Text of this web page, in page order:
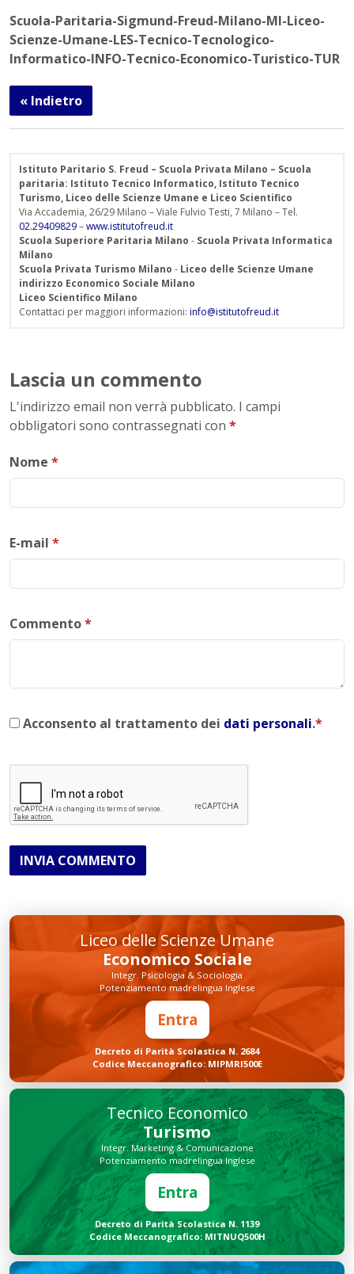
Scuola-Paritaria-Sigmund-Freud-Milano-MI-Liceo-
Scienze-Umane-LES-Tecnico-Tecnologico-
Informatico-INFO-Tecnico-Economico-Turistico-TUR
« Indietro
Istituto Paritario S. Freud – Scuola Privata Milano – Scuola
paritaria: Istituto Tecnico Informatico, Istituto Tecnico
Turismo, Liceo delle Scienze Umane e Liceo Scientifico
Via Accademia, 26/29 Milano – Viale Fulvio Testi, 7 Milano – Tel.
02.29409829–www.istitutofreud.it
Scuola Superiore Paritaria Milano - Scuola Privata Informatica
Milano
Scuola Privata Turismo Milano - Liceo delle Scienze Umane
indirizzo Economico Sociale Milano
Liceo Scientifico Milano
Contattaci per maggiori informazioni: info@istitutofreud.it
Lascia un commento
L'indirizzo email non verrà pubblicato. I campi
obbligatori sono contrassegnati con *
Nome *
E-mail *
Commento*
Acconsento al trattamento dei dati personali.*
INVIA COMMENTO
Liceo delle Scienze Umane
Economico Sociale
Integr. Psicologia & Sociologia
Potenziamento madrelingua Inglese
Entra
Decreto di Parità Scolastica N. 2684
Codice Meccanografico: MIPMRI500E
Tecnico Economico
Turismo
Integr. Marketing & Comunicazione
Potenziamento madrelingua Inglese
Entra
Decreto di Parità Scolastica N. 1139
Codice Meccanografico: MITNUQ500H